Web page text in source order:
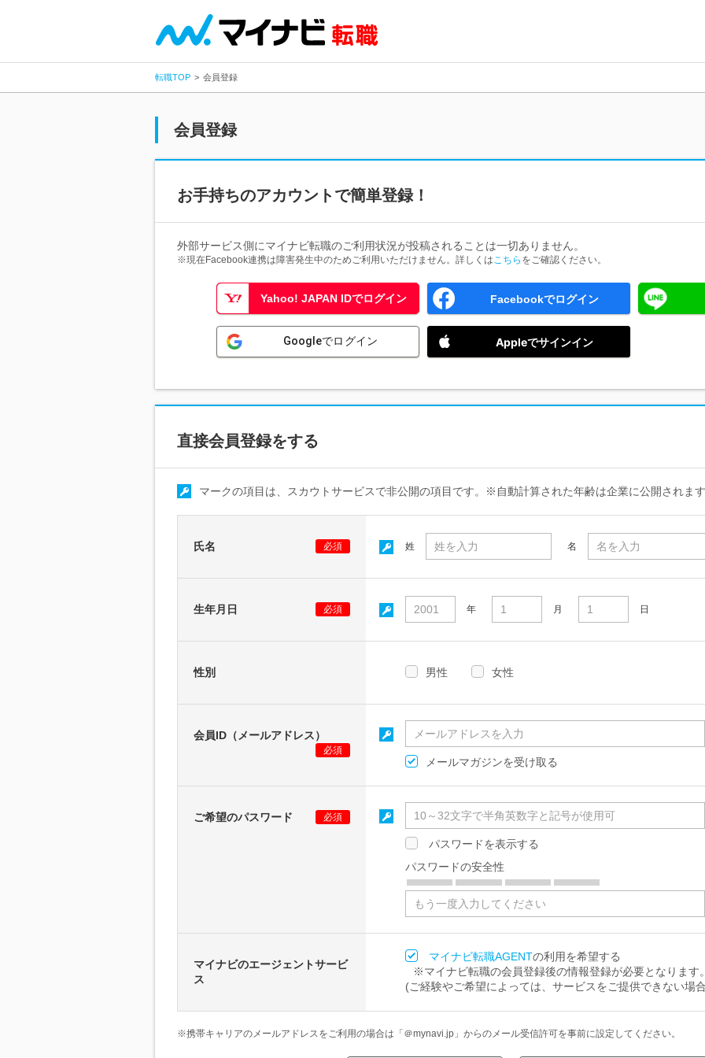
転職TOP 会員登録
会員登録
お手持ちのアカウントで簡単登録！
外部サービス側にマイナビ転職のご利用状況が投稿されることは一切ありません。
※現在Facebook連携は障害発生中のためご利用いただけません。詳しくはこちら をご確認ください。
Yahoo! JAPAN IDでログイン Facebookでログイン
Googleでログイン Appleでサインイン
直接会員登録をする
マークの項目は、スカウトサービスで非公開の項目です。※自動計算された年齢は企業に公開されま
氏名 必須 姓 名
生年月日 必須 年 月 日
性別 男性 女性
会員ID（メールアドレス）
必須
メールマガジンを受け取る
ご希望のパスワード 必須
パスワードを表示する
パスワードの安全性
マイナビのエージェントサービ
ス
マイナビ転職AGENTの利用を希望する
※マイナビ転職の会員登録後の情報登録が必要となります
(ご経験やご希望によっては、サービスをご提供できない場
※携帯キャリアのメールアドレスをご利用の場合は「＠mynavi.jp」からのメール受信許可を事前に設定してください。